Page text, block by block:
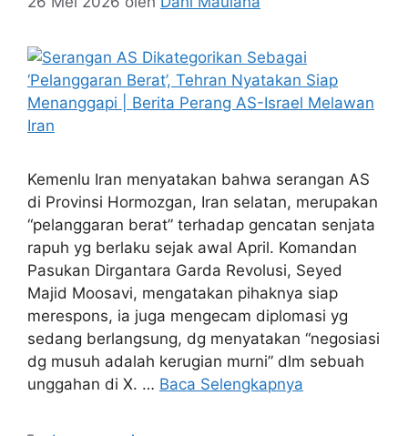
Kemenlu Iran menyatakan bahwa serangan AS
di Provinsi Hormozgan, Iran selatan, merupakan
“pelanggaran berat” terhadap gencatan senjata
rapuh yg berlaku sejak awal April. Komandan
Pasukan Dirgantara Garda Revolusi, Seyed
Majid Moosavi, mengatakan pihaknya siap
merespons, ia juga mengecam diplomasi yg
sedang berlangsung, dg menyatakan “negosiasi
dg musuh adalah kerugian murni” dlm sebuah
unggahan di X. … Baca Selengkapnya